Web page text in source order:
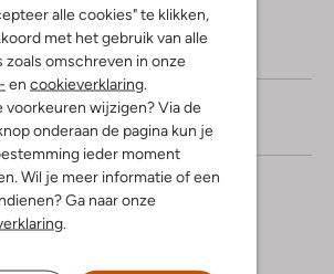
alle cookies" te klikken,
met het gebruik van alle
zoals omschreven in onze
en cookieverklaring
voorkeuren wijzigen? Via de
onderaan de pagina kun je
ieder moment
Wil je meer informatie of een
Ga naar onze
(1) 5
1
5
Sterren